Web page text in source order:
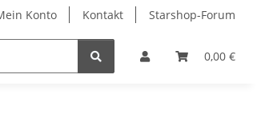
Konto Kontakt Starshop-Forum
0,00 €